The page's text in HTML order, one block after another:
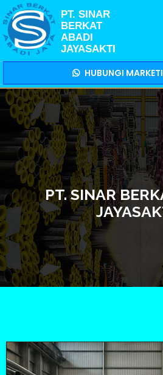
PT. SINAR
BERKAT
ABADI
JAYASAKTI
HUBUNGI
PT. SINAR